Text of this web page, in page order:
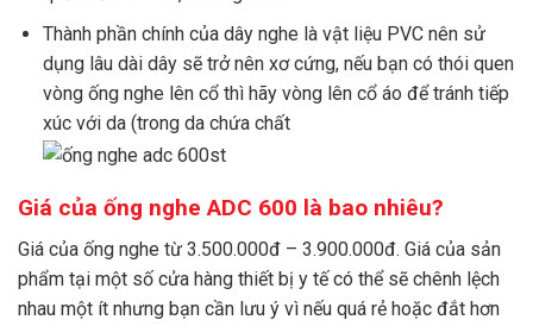
Thành phần chính của dây nghe là vật liệu PVC nên sử
dụng lâu dài dây sẽ trở nên xơ cứng, nếu bạn có thói quen
vòng ống nghe lên cổ thì hãy vòng lên cổ áo để tránh tiếp
xúc với da (trong da chứa chất
Giá của ống nghe ADC 600 là bao nhiêu?
Giá của ống nghe từ 3.500.000đ – 3.900.000đ. Giá của sản
phẩm tại một số cửa hàng thiết bị y tế có thể sẽ chênh lệch
nhau một ít nhưng bạn cần lưu ý vì nếu quá rẻ hoặc đắt hơn